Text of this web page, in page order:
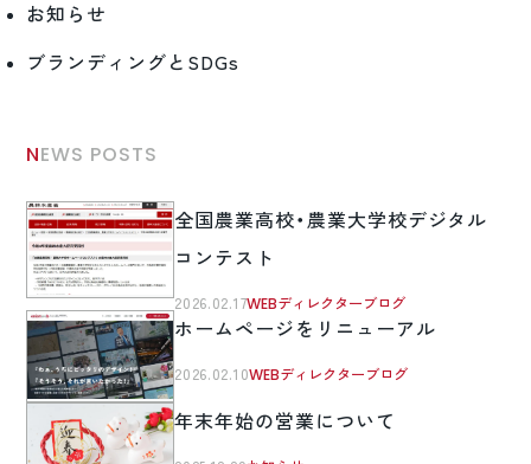
お知らせ
ブランディングとSDGs
NEWS POSTS
全国農業高校・農業大学校デジタル
コンテスト
2026.02.17WEBディレクターブログ
ホームページをリニューアル
2026.02.10WEBディレクターブログ
年末年始の営業について